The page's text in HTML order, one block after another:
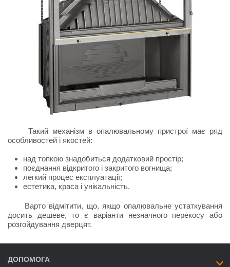
Такий механізм в опалювальному пристрої має ряд
особливостей і якостей:
над топкою знадобиться додатковий простір;
поєднання відкритого і закритого вогнища;
легкий процес експлуатації;
естетика, краса і унікальність.
Варто відмітити, що, якщо опалювальне устаткування
досить дешеве, то є варіанти незначного перекосу або
розгойдування дверцят.
ДОПОМОГА